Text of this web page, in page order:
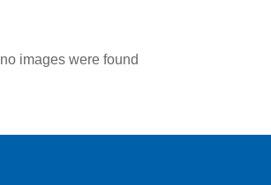
no images were found